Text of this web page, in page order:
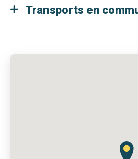
Transports en